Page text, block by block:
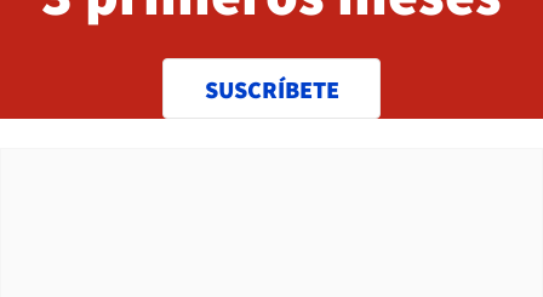
SUSCRÍBETE